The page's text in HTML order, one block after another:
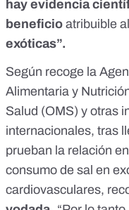
hay evidencia
beneficio atribuible
exóticas”.
Según recoge la
Alimentaria y
Salud (OMS) y otras
internacionales, tras
prueban la relación
consumo de sal en
cardiovasculares,